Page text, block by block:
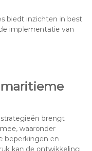
biedt inzichten in best
implementatie van
brengt
waaronder
beperkingen en
kan de ontwikkeling